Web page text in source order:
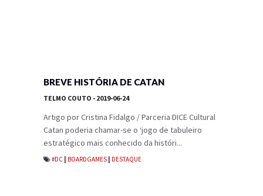
BREVE HISTÓRIA DE CATAN
TELMO COUTO - 2019-06-24
Artigo por Cristina Fidalgo / Parceria DICE Cultural
Catan poderia chamar-se o ‘jogo de tabuleiro
estratégico mais conhecido da históri...
#DC BOARDGAMES DESTAQUE